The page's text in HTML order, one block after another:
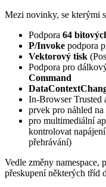
Mezi novinky, se kterými
Podpora 64
P/Invoke podpora
Vektorový tisk
Podpora pro
Command
In-Browser Trusted
prvek pro náhled na
pro multimediální
kontrolovat
přehrávání)
Vedle změny namespace,
přeskupení některých tříd